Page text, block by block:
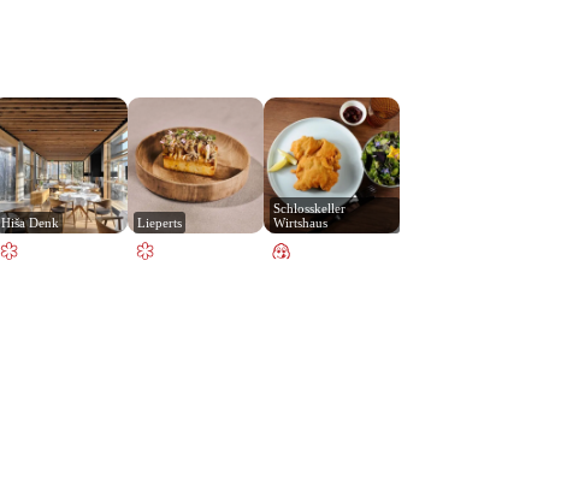
Hiša Denk Lieperts
Schlosskeller
Wirtshaus